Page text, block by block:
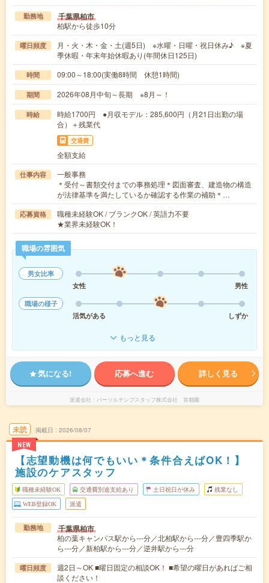
勤務地 千葉県柏市
柏駅から徒歩10分
曜日頻度
月・火・木・金・土(週5日) ※水曜・日曜・祝日休み♪ ※夏
季休暇・年末年始休暇あり(年間休日125日)
時間 09:00～18:00(実働8時間 休憩1時間)
期間 2026年08月中旬～長期 ※8月～！
時給
時給1700円 ●月収モデル：285,600円（月21日出勤の場
合）＋残業代
交通費
全額支給
仕事内容
一般事務
＊受付～書類交付までの事務処理＊図面審査、建造物の構造
が法律基準を満たしているか確認する作業の補助＊…
応募資格
職種未経験OK / ブランクOK / 英語力不要
★業界未経験OK！
職場の雰囲気
男女比率
女性
男性
職場の様子
活気がある
しずか
もっと見る
気になる! 応募へ進む 詳しく見る
派遣会社 パーソルテンプスタッフ株式会社 首都圏
未読
NEW
掲載日 2026/08/07
【志望動機は何でもいい＊条件合えばOK！】
施設のケアスタッフ
職種未経験OK 交通費別途支給あり 土日祝日が休み 残業なし
WEB登録OK 派遣
勤務地 千葉県柏市
柏の葉キャンパス駅から---分／北柏駅から---分／豊四季駅か
ら---分／新柏駅から---分／逆井駅から---分
曜日頻度
週2日～OK ■曜日固定の相談OK！ ■希望の曜日があればご相
談ください！